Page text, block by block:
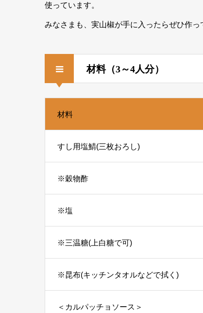
使っています。
みなさまも、実山椒が手に入ったらぜひ作っ
材料（3～4人分）
材料
すし用塩鯖(三枚おろし)
※穀物酢
※塩
※三温糖(上白糖で可)
※昆布(キッチンタオルなどで拭く)
＜カルパッチョソース＞